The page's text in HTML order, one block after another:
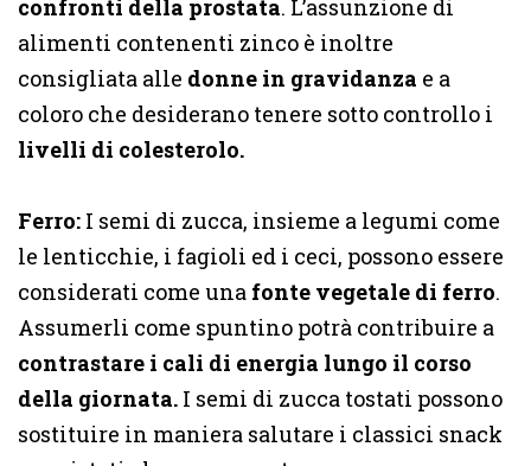
confronti della prostata. L’assunzione di
alimenti contenenti zinco è inoltre
consigliata alle donne in gravidanza e a
coloro che desiderano tenere sotto controllo i
livelli di colesterolo.
Ferro: I semi di zucca, insieme a legumi come
le lenticchie, i fagioli ed i ceci, possono essere
considerati come una fonte vegetale di ferro.
Assumerli come spuntino potrà contribuire a
contrastare i cali di energia lungo il corso
della giornata. I semi di zucca tostati possono
sostituire in maniera salutare i classici snack